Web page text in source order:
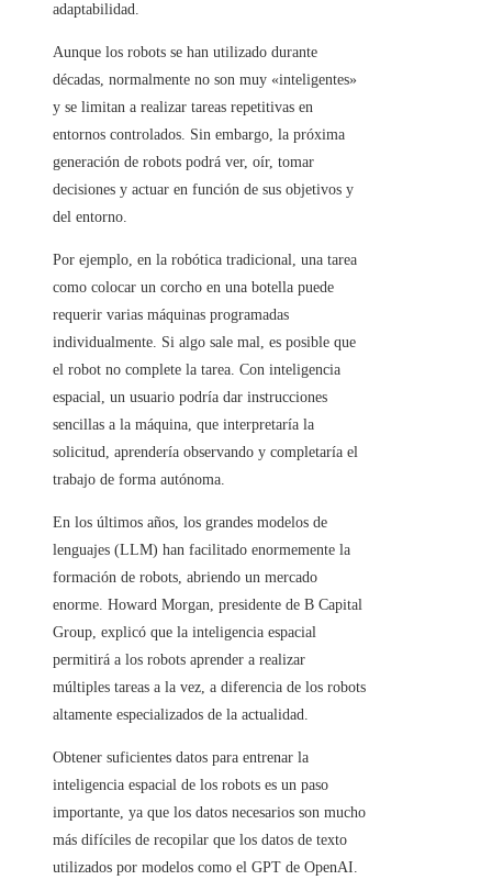
adaptabilidad.
Aunque los robots se han utilizado durante
décadas, normalmente no son muy «inteligentes»
y se limitan a realizar tareas repetitivas en
entornos controlados. Sin embargo, la próxima
generación de robots podrá ver, oír, tomar
decisiones y actuar en función de sus objetivos y
del entorno.
Por ejemplo, en la robótica tradicional, una tarea
como colocar un corcho en una botella puede
requerir varias máquinas programadas
individualmente. Si algo sale mal, es posible que
el robot no complete la tarea. Con inteligencia
espacial, un usuario podría dar instrucciones
sencillas a la máquina, que interpretaría la
solicitud, aprendería observando y completaría el
trabajo de forma autónoma.
En los últimos años, los grandes modelos de
lenguajes (LLM) han facilitado enormemente la
formación de robots, abriendo un mercado
enorme. Howard Morgan, presidente de B Capital
Group, explicó que la inteligencia espacial
permitirá a los robots aprender a realizar
múltiples tareas a la vez, a diferencia de los robots
altamente especializados de la actualidad.
Obtener suficientes datos para entrenar la
inteligencia espacial de los robots es un paso
importante, ya que los datos necesarios son mucho
más difíciles de recopilar que los datos de texto
utilizados por modelos como el GPT de OpenAI.